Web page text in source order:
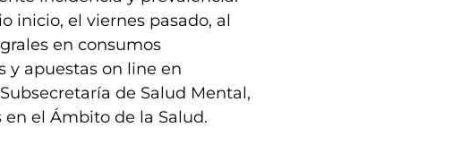
inicio, el viernes pasado, al
en consumos
y apuestas on line en
de Salud Mental,
el Ámbito de la Salud.